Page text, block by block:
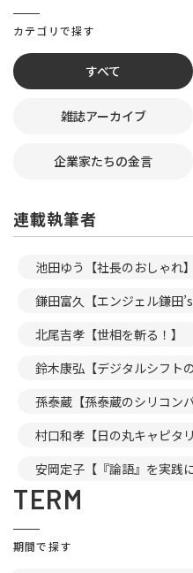
カテゴリで探す
すべて
雑誌アーカイブ
企業家たちの金言
連載執筆者
池田ゆう【社長のおしゃれ】
鎌田富久【エンジェル鎌田
北尾吉孝【世相を斬る！】
鈴木康弘【デジタルシフト
孫泰蔵【孫泰蔵のシリコン
村口和孝【日の丸キャピタ
安岡定子【『論語』を実践
TERM
期間で探す